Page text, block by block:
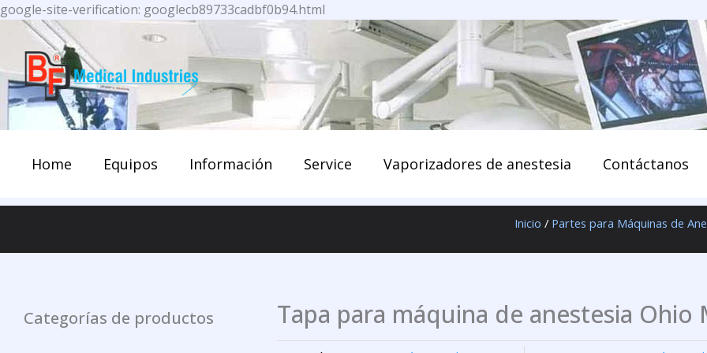
google-site-verification: googlecb89733cadbf0b94.html
contenido
Home Equipos Información Service Vaporizadores de anestesia Contáctanos
Inicio / Partes para Máquinas de
Categorías de productos Tapa para máquina de anestesia Ohio